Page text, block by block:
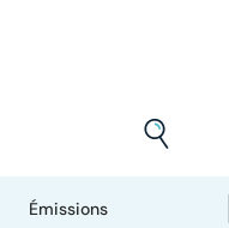
Émissions